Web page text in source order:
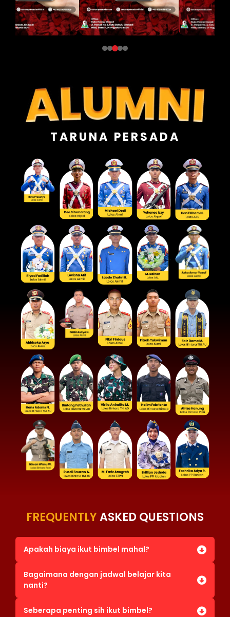
TARUNA PERSADA
FREQUENTLYASKED QUESTIONS
Apakah biaya ikut bimbel mahal?
Bagaimana dengan jadwal belajar kita
nanti?
Seberapa penting sih ikut bimbel?